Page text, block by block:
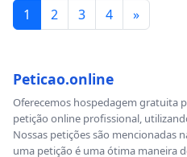
1 2 3 4 »
Peticao.online
Oferecemos hospedagem gratuita
petição online profissional,
Nossas petições são mencionadas
uma petição é uma ótima maneira